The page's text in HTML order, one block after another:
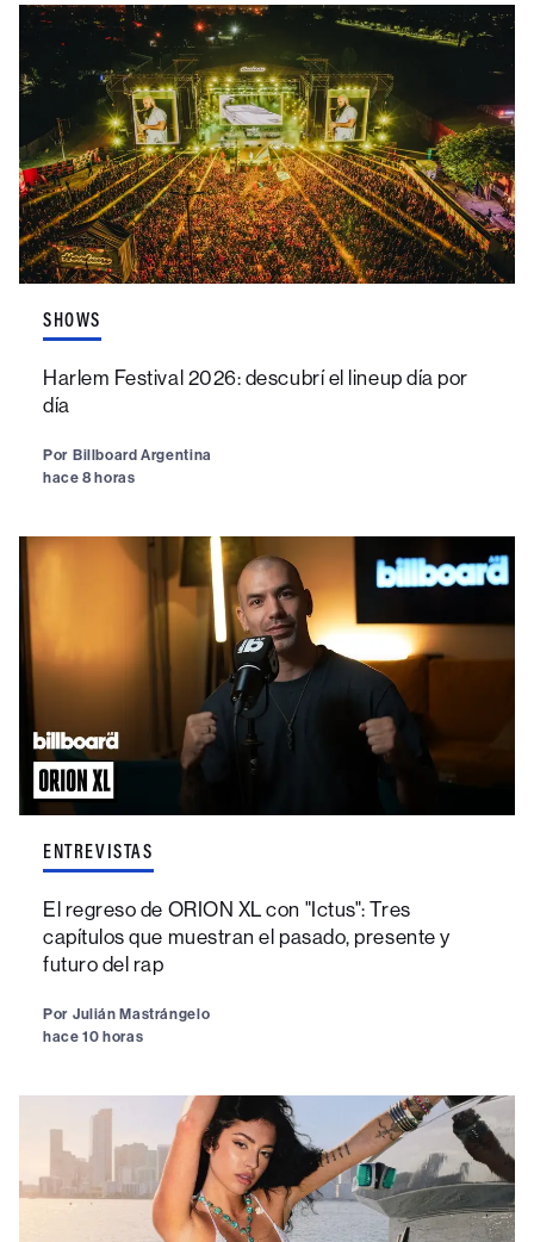
SHOWS
Harlem Festival 2026: descubrí el lineup día por
día
Por Billboard Argentina
hace 8 horas
ENTREVISTAS
El regreso de ORION XL con "Ictus": Tres
capítulos que muestran el pasado, presente y
futuro del rap
Por Julián Mastrángelo
hace 10 horas